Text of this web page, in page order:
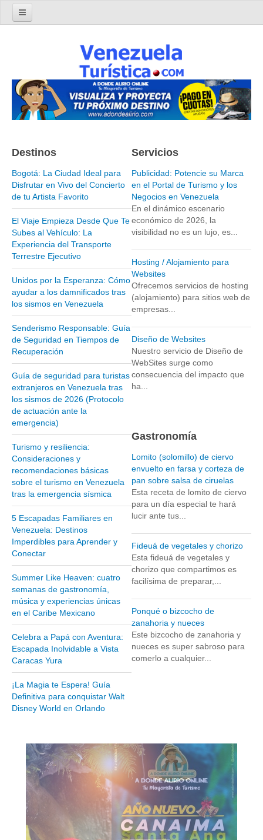
Turismo en Venezuela
Parques Nacionales de Venezuela
Parque Nacional Archipiélago Los Roques
Parque Nacional Canaima
Parque Nacional Henri Pittier y Choroní
Parque Nacional La Cueva del Guácharo
Parque Nacional Laguna de Tacarigua
Parque Nacional Los Médanos de Coro
Parque Nacional Mochima
Parque Nacional Morrocoy
Parque Nacional Península de Paria
Parque Nacional Sierra Nevada
Parque Nacional Cinaruco-Capanaparo
Parque Nacional Parima-Tapirapeco
Parque Nacional Jaua-Sarisariñama
Ecoturismo en Venezuela
Montañas y Llanos
Zona Costera Venezolana
Amazonas
Barlovento
Delta Amacuro
Estado Sucre
La Colonia Tovar
La Gran Sabana
Mérida
Museos y otros sitios de interés en Amazonas
Museos y otros sitios de interés en Anzoátegui
Museos y otros sitios de interés en Aragua
Museos y otros sitios de interés en Bolívar
Museos y otros sitios de interés en Falcón
Museos y otros sitios de interés en Sucre
Puerto La Cruz
Noticias turísticas
Gastronomía
Servicios
Diseño de Websites
Hosting / Alojamiento para Websites
Publicidad
Tienda en línea
Destinos
Bogotá: La Ciudad Ideal para
Disfrutar en Vivo del Concierto
de tu Artista Favorito
El Viaje Empieza Desde Que Te
Subes al Vehículo: La
Experiencia del Transporte
Terrestre Ejecutivo
Unidos por la Esperanza: Cómo
ayudar a los damnificados tras
los sismos en Venezuela
Senderismo Responsable: Guía
de Seguridad en Tiempos de
Recuperación
Guía de seguridad para turistas
extranjeros en Venezuela tras
los sismos de 2026 (Protocolo
de actuación ante la
emergencia)
Turismo y resiliencia:
Consideraciones y
recomendaciones básicas
sobre el turismo en Venezuela
tras la emergencia sísmica
5 Escapadas Familiares en
Venezuela: Destinos
Imperdibles para Aprender y
Conectar
Summer Like Heaven: cuatro
semanas de gastronomía,
música y experiencias únicas
en el Caribe Mexicano
Celebra a Papá con Aventura:
Escapada Inolvidable a Vista
Caracas Yura
¡La Magia te Espera! Guía
Definitiva para conquistar Walt
Disney World en Orlando
Servicios
Publicidad: Potencie su Marca
en el Portal de Turismo y los
Negocios en Venezuela
En el dinámico escenario
económico de 2026, la
visibilidad no es un lujo, es...
Hosting / Alojamiento para
Websites
Ofrecemos servicios de hosting
(alojamiento) para sitios web de
empresas...
Diseño de Websites
Nuestro servicio de Diseño de
WebSites surge como
consecuencia del impacto que
ha...
Gastronomía
Lomito (solomillo) de ciervo
envuelto en farsa y corteza de
pan sobre salsa de ciruelas
Esta receta de lomito de ciervo
para un día especial te hará
lucir ante tus...
Fideuá de vegetales y chorizo
Esta fideuá de vegetales y
chorizo que compartimos es
facilísima de preparar,...
Ponqué o bizcocho de
zanahoria y nueces
Este bizcocho de zanahoria y
nueces es super sabroso para
comerlo a cualquier...